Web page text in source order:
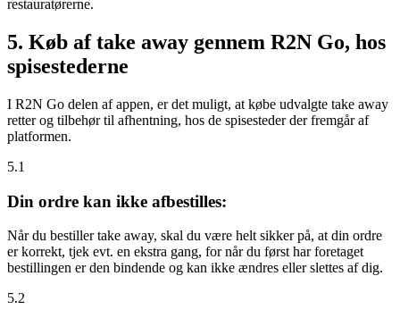
restauratørerne.
5. Køb af take away gennem R2N Go, hos
spisestederne
I R2N Go delen af appen, er det muligt, at købe udvalgte take away
retter og tilbehør til afhentning, hos de spisesteder der fremgår af
platformen.
5.1
Din ordre kan ikke afbestilles:
Når du bestiller take away, skal du være helt sikker på, at din ordre
er korrekt, tjek evt. en ekstra gang, for når du først har foretaget
bestillingen er den bindende og kan ikke ændres eller slettes af dig.
5.2